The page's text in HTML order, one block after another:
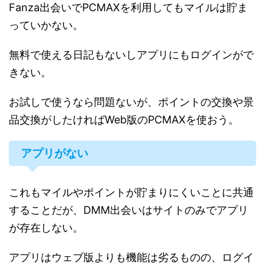
Fanza出会いでPCMAXを利用してもマイルは貯ま
っていかない。
無料で使える日記もないしアプリにもログインがで
きない。
お試しで使うなら問題ないが、ポイントの交換や景
品交換がしたければWeb版のPCMAXを使おう。
アプリがない
これもマイルやポイントが貯まりにくいことに共通
することだが、DMM出会いはサイトのみでアプリ
が存在しない。
アプリはウェブ版よりも機能は劣るものの、ログイ